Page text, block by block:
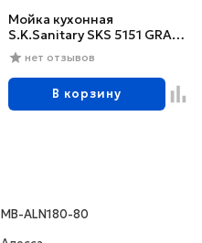
Мойка кухонная
S.K.Sanitary SKS 5151 GRAFIT
с сифоном
нет отзывов
В корзину
MB-ALN180-80